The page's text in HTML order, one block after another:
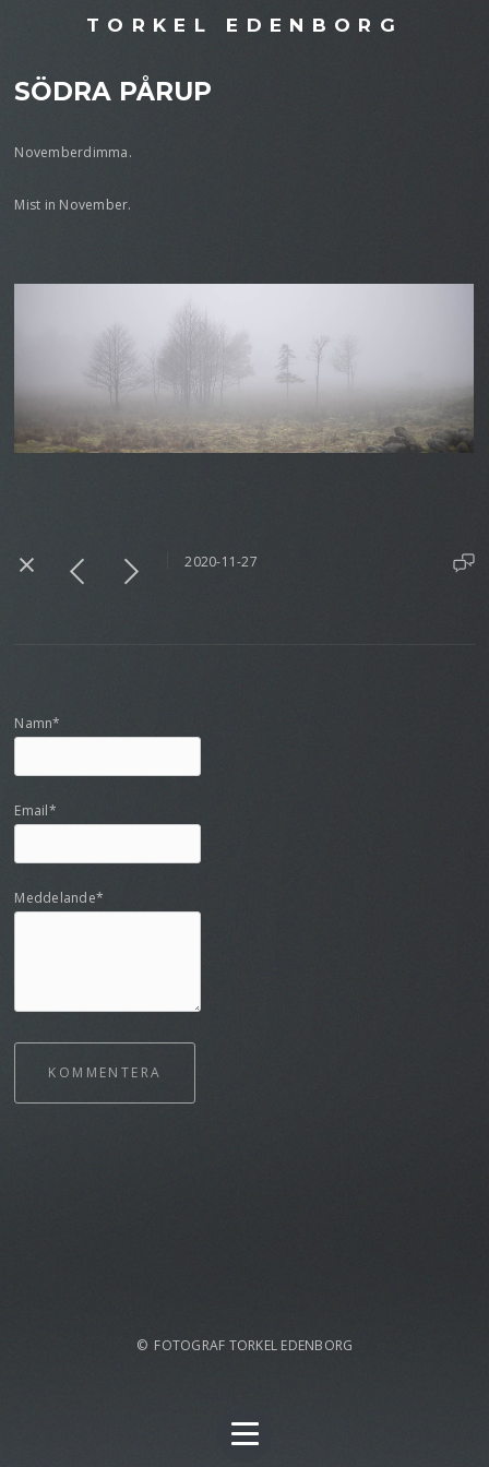
TORKEL EDENBORG
SÖDRA PÅRUP
Novemberdimma.
Mist in November.
2020-11-27
Namn*
Email*
Meddelande*
KOMMENTERA
© FOTOGRAF TORKEL EDENBORG